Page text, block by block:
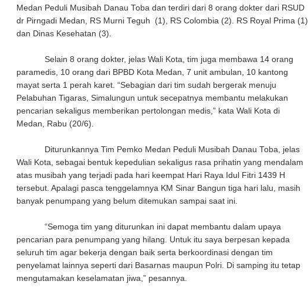
Medan Peduli Musibah Danau Toba dan terdiri dari 8 orang dokter dari RSUD
dr Pirngadi Medan, RS Murni Teguh (1), RS Colombia (2). RS Royal Prima (1)
dan Dinas Kesehatan (3).
Selain 8 orang dokter, jelas Wali Kota, tim juga membawa 14 orang
paramedis, 10 orang dari BPBD Kota Medan, 7 unit ambulan, 10 kantong
mayat serta 1 perah karet. “Sebagian dari tim sudah bergerak menuju
Pelabuhan Tigaras, Simalungun untuk secepatnya membantu melakukan
pencarian sekaligus memberikan pertolongan medis,” kata Wali Kota di
Medan, Rabu (20/6).
Diturunkannya Tim Pemko Medan Peduli Musibah Danau Toba, jelas
Wali Kota, sebagai bentuk kepedulian sekaligus rasa prihatin yang mendalam
atas musibah yang terjadi pada hari keempat Hari Raya Idul Fitri 1439 H
tersebut. Apalagi pasca tenggelamnya KM Sinar Bangun tiga hari lalu, masih
banyak penumpang yang belum ditemukan sampai saat ini.
“Semoga tim yang diturunkan ini dapat membantu dalam upaya
pencarian para penumpang yang hilang. Untuk itu saya berpesan kepada
seluruh tim agar bekerja dengan baik serta berkoordinasi dengan tim
penyelamat lainnya seperti dari Basarnas maupun Polri. Di samping itu tetap
mengutamakan keselamatan jiwa,” pesannya.